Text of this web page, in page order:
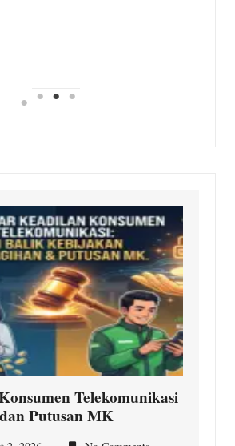
Telekomunikasi
dan Putusan MK